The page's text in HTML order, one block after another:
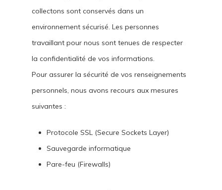
collectons sont conservés dans un
environnement sécurisé. Les personnes
travaillant pour nous sont tenues de respecter
la confidentialité de vos informations.
Pour assurer la sécurité de vos renseignements
personnels, nous avons recours aux mesures
suivantes :
Protocole SSL (Secure Sockets Layer)
Sauvegarde informatique
Pare-feu (Firewalls)